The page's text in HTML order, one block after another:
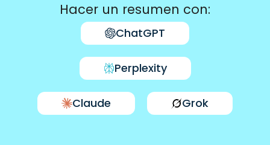
Hacer un resumen con:
ChatGPT
Perplexity
Claude Grok